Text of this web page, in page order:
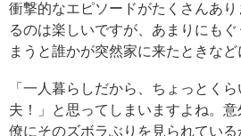
衝撃的なエピソードがたくさんあ
るのは楽しいですが、あまりにも
まうと誰かが突然家に来たときなど
「一人暮らしだから、ちょっとく
夫！」と思ってしまいますよね。
僚にそのズボラぶりを見られてい